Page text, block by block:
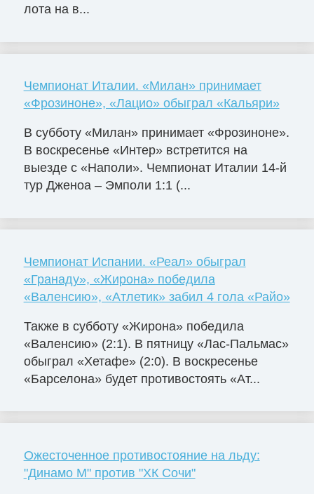
лота на в...
Чемпионат Италии. «Милан» принимает
«Фрозиноне», «Лацио» обыграл «Кальяри»
В субботу «Милан» принимает «Фрозиноне».
В воскресенье «Интер» встретится на
выезде с «Наполи». Чемпионат Италии 14-й
тур Дженоа – Эмполи 1:1 (...
Чемпионат Испании. «Реал» обыграл
«Гранаду», «Жирона» победила
«Валенсию», «Атлетик» забил 4 гола «Райо»
Также в субботу «Жирона» победила
«Валенсию» (2:1). В пятницу «Лас-Пальмас»
обыграл «Хетафе» (2:0). В воскресенье
«Барселона» будет противостоять «Ат...
Ожесточенное противостояние на льду:
"Динамо М" против "ХК Сочи"